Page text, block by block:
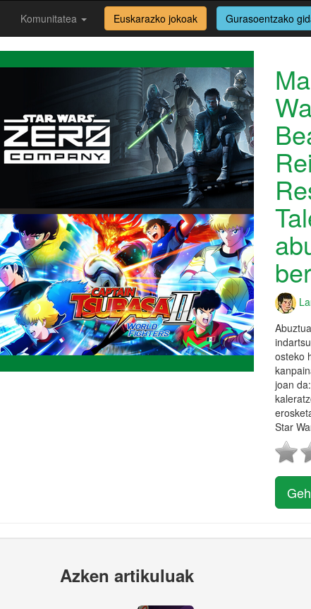
Komunitatea Euskarazko jokoak Gurasoentzako
osteko
joan
Star
Azken artikuluak